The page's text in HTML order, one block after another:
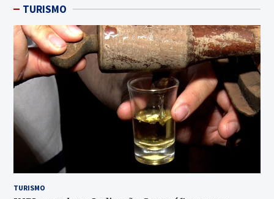
TURISMO
TURISMO